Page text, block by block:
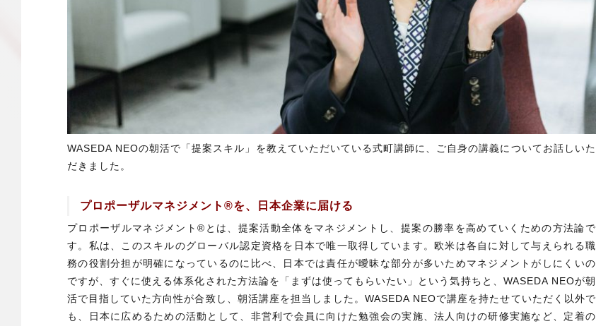
WASEDA NEOの朝活で「提案スキル」を教えていただいている式町講師に、ご自身の講義についてお話しいた
だきました。
プロポーザルマネジメント®を、日本企業に届ける
プロポーザルマネジメント®とは、提案活動全体をマネジメントし、提案の勝率を高めていくための方法論で
す。私は、このスキルのグローバル認定資格を日本で唯一取得しています。欧米は各自に対して与えられる職
務の役割分担が明確になっているのに比べ、日本では責任が曖昧な部分が多いためマネジメントがしにくいの
ですが、すぐに使える体系化された方法論を「まずは使ってもらいたい」という気持ちと、WASEDA NEOが朝
活で目指していた方向性が合致し、朝活講座を担当しました。WASEDA NEOで講座を持たせていただく以外で
も、日本に広めるための活動として、非営利で会員に向けた勉強会の実施、法人向けの研修実施など、定着の